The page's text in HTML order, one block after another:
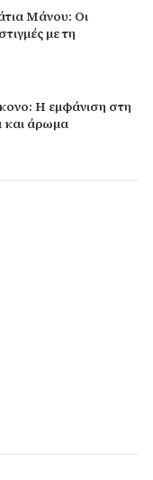
Μάνου: Οι
με τη
Η εμφάνιση στη
και άρωμα